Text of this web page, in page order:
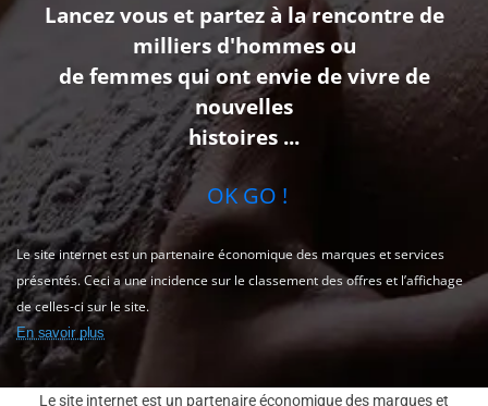
Lancez vous et partez à la rencontre de
milliers d'hommes ou
de femmes qui ont envie de vivre de
nouvelles
histoires ...
OK GO !
Le site internet est un partenaire économique des marques et services
présentés. Ceci a une incidence sur le classement des offres et l’affichage
de celles-ci sur le site.
En savoir plus
Le site internet est un partenaire économique des marques et